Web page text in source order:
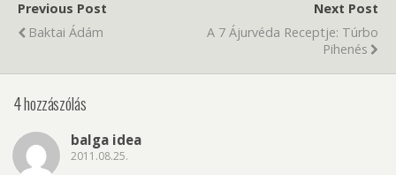
Previous Post
Baktai Ádám
Next Post
A 7 Ájurvéda Receptje: Túrbo
Pihenés
4 hozzászólás
balga idea
2011.08.25.